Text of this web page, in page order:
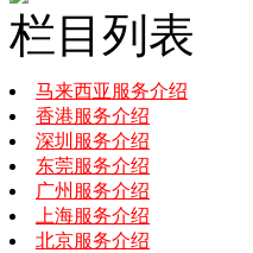
栏目列表
马来西亚服务介绍
香港服务介绍
深圳服务介绍
东莞服务介绍
广州服务介绍
上海服务介绍
北京服务介绍